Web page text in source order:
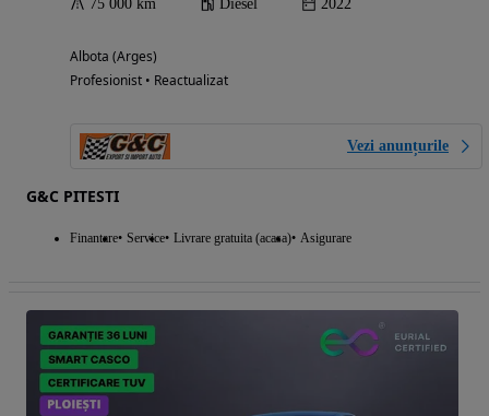
75 000 km Diesel 2022
Albota (Arges)
Profesionist • Reactualizat
Vezi anunțurile
G&C PITESTI
Finantare Service Livrare gratuita (acasa) Asigurare